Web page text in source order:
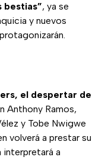
bestias”, ya se
y nuevos
el despertar de
Anthony Ramos,
y Tobe Nwigwe
volverá a prestar su
interpretará a